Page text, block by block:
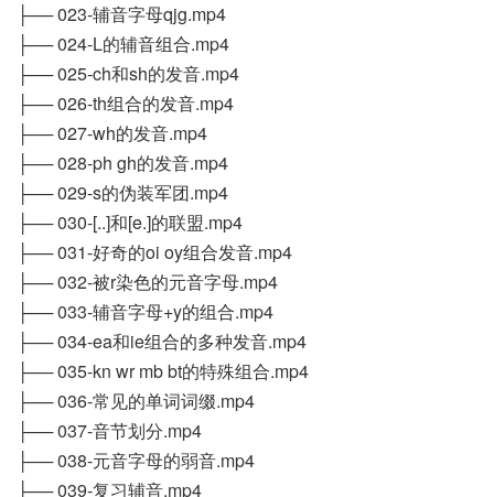
├── 023-辅音字母qjg.mp4
├── 024-L的辅音组合.mp4
├── 025-ch和sh的发音.mp4
├── 026-th组合的发音.mp4
├── 027-wh的发音.mp4
├── 028-ph gh的发音.mp4
├── 029-s的伪装军团.mp4
├── 030-[..]和[e.]的联盟.mp4
├── 031-好奇的oi oy组合发音.mp4
├── 032-被r染色的元音字母.mp4
├── 033-辅音字母+y的组合.mp4
├── 034-ea和ie组合的多种发音.mp4
├── 035-kn wr mb bt的特殊组合.mp4
├── 036-常见的单词词缀.mp4
├── 037-音节划分.mp4
├── 038-元音字母的弱音.mp4
├── 039-复习辅音.mp4